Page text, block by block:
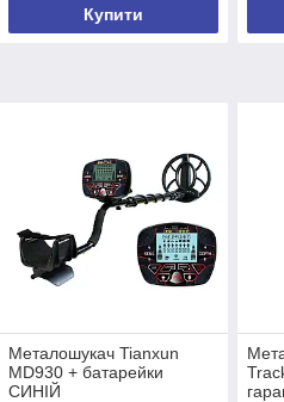
Купити
Металошукач Tianxun
MD930 + батарейки
СИНІЙ